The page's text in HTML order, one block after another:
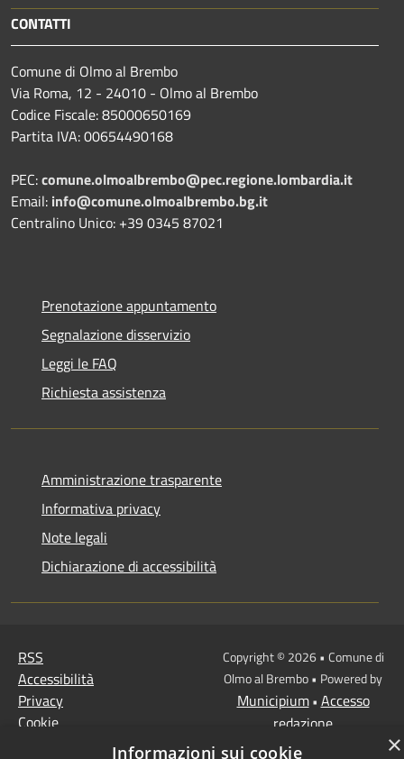
CONTATTI
Comune di Olmo al Brembo
Via Roma, 12 - 24010 - Olmo al Brembo
Codice Fiscale: 85000650169
Partita IVA: 00654490168
PEC:comune.olmoalbrembo@pec.regione.lombardia.it
Email: info@comune.olmoalbrembo.bg.it
Centralino Unico: +39 0345 87021
Prenotazione appuntamento
Segnalazione disservizio
Leggi le FAQ
Richiesta assistenza
Amministrazione trasparente
Informativa privacy
Note legali
Dichiarazione di accessibilità
RSS
Accessibilità
Privacy
Cookie
Copyright © 2026 • Comune di
Olmo al Brembo • Powered by
Municipium• Accesso
redazione
×
Informazioni sui cookie